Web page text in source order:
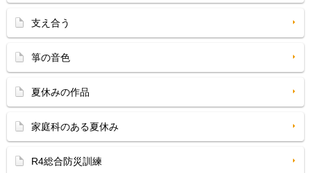
支え合う
箏の音色
夏休みの作品
家庭科のある夏休み
R4総合防災訓練